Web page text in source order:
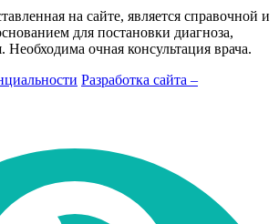
на сайте, является справочной и
для постановки диагноза,
Необходима очная консультация врача.
Разработка сайта –